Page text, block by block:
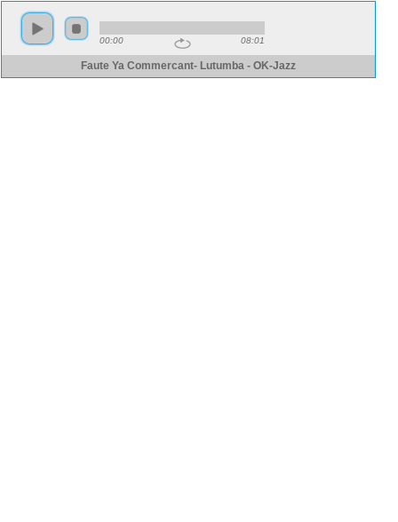
00:00 08:01
Faute Ya Commercant- Lutumba - OK-Jazz